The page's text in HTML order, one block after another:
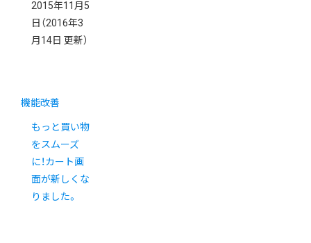
2015年11月5
日 （2016年3
月14日 更新）
機能改善
もっと買い物
をスムーズ
に！カート画
面が新しくな
りました。